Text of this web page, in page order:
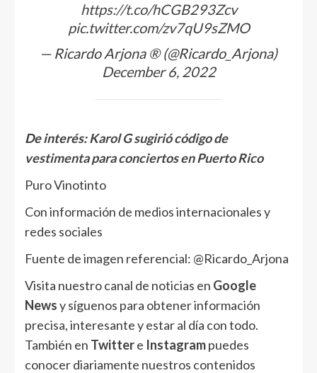
https://t.co/hCGB293Zcv
pic.twitter.com/zv7qU9sZMO
— Ricardo Arjona ® (@Ricardo_Arjona)
December 6, 2022
De interés:Karol G sugirió código de
vestimenta para conciertos en Puerto Rico
Puro Vinotinto
Con información de medios internacionales y
redes sociales
Fuente de imagen referencial: @Ricardo_Arjona
Visita nuestro canal de noticias en Google
Newsy síguenos para obtener información
precisa, interesante y estar al día con todo.
También en Twittere Instagrampuedes
conocer diariamente nuestros contenidos